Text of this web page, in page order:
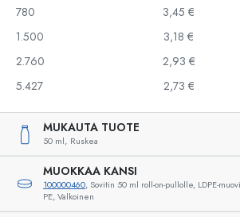
780
3,45 €
1.500
3,18 €
2.760
2,93 €
5.427
2,73 €
MUKAUTA TUOTE
50 ml, Ruskea
MUOKKAA KANSI
100000460, Sovitin 50 ml roll-on-pullolle, LDPE-
PE, Valkoinen